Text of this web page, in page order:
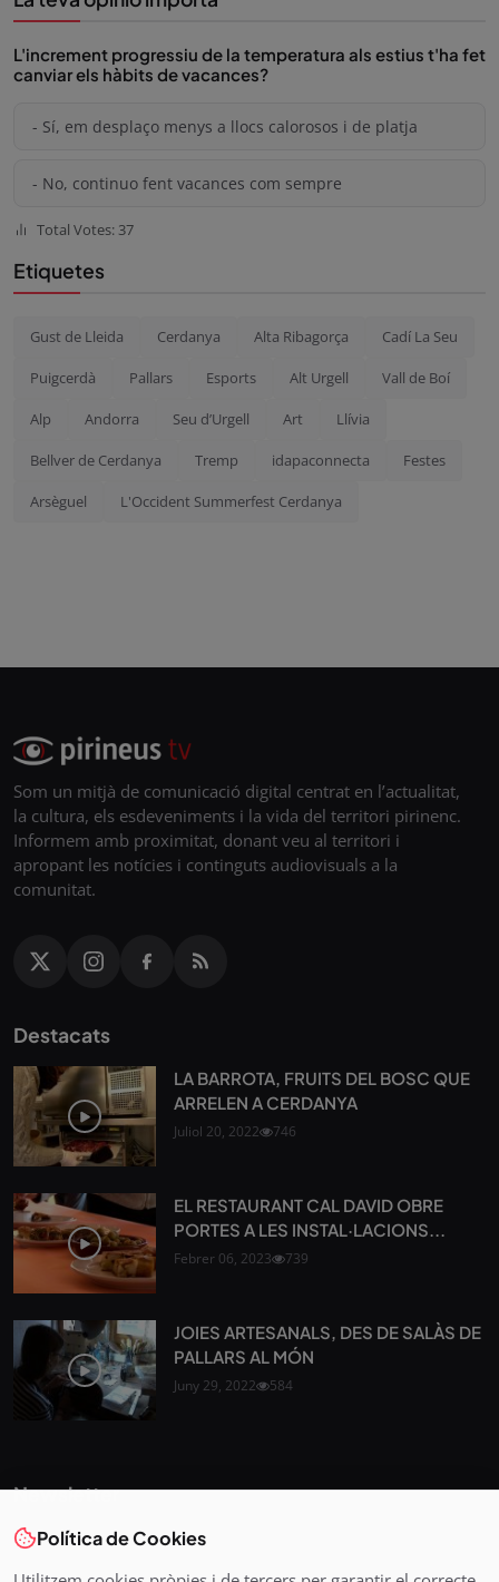
L'increment progressiu de la temperatura als estius t'ha fet
canviar els hàbits de vacances?
- Sí, em desplaço menys a llocs calorosos i de platja
- No, continuo fent vacances com sempre
Total Votes: 37
Etiquetes
Gust de Lleida Cerdanya Alta Ribagorça Cadí La Seu
Puigcerdà Pallars Esports Alt Urgell Vall de Boí
Alp Andorra Seu d’Urgell Art Llívia
Bellver de Cerdanya Tremp idapaconnecta Festes
Arsèguel L'Occident Summerfest Cerdanya
Som un mitjà de comunicació digital centrat en l’actualitat,
la cultura, els esdeveniments i la vida del territori pirinenc.
Informem amb proximitat, donant veu al territori i
apropant les notícies i continguts audiovisuals a la
comunitat.
Destacats
LA BARROTA, FRUITS DEL BOSC QUE
ARRELEN A CERDANYA
Juliol 20, 2022 746
EL RESTAURANT CAL DAVID OBRE
PORTES A LES INSTAL·LACIONS...
Febrer 06, 2023 739
JOIES ARTESANALS, DES DE SALÀS DE
PALLARS AL MÓN
Juny 29, 2022 584
Newsletter
Tota l’actualitat, seleccionada i enviada directament al teu
Política de Cookies